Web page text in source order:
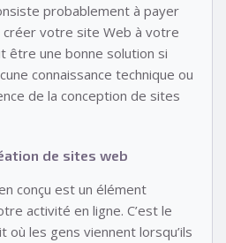
probablement à payer
créer votre site Web à votre
être une bonne solution si
connaissance technique ou
de la conception de sites
de sites web
conçu est un élément
activité en ligne. C’est le
où les gens viennent lorsqu’ils